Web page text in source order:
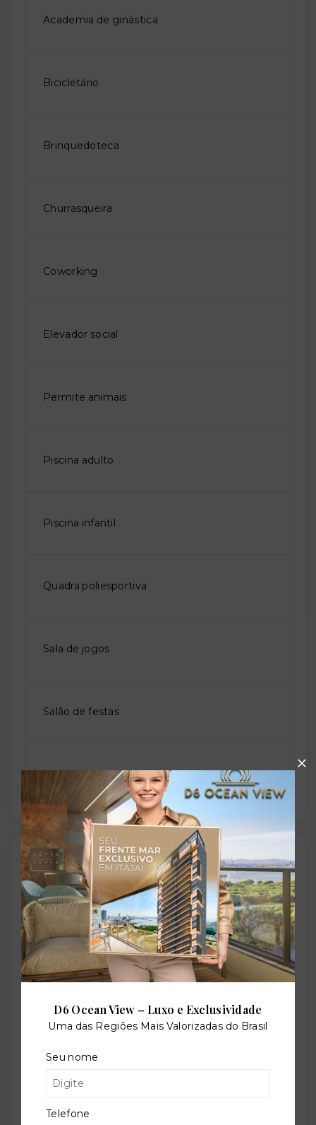
Academia de ginástica
Bicicletário
Brinquedoteca
Churrasqueira
Coworking
Elevador social
Permite animais
Piscina adulto
Piscina infantil
Quadra poliesportiva
Sala de jogos
Salão de festas
Solarium
Outras Informações
Referência:
O-80459-125457
Perfil:
Residencial
Situação:
Em construção
D6 Ocean View – Luxo e Exclusividade
Uma das Regiões Mais Valorizadas do Brasil
Seu nome
Telefone